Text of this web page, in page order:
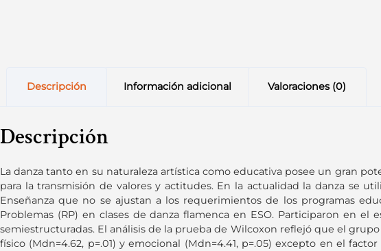
Descripción Información adicional Valoraciones (0)
Descripción
La danza tanto en su naturaleza artística como educativa posee un gran
para la transmisión de valores y actitudes. En la actualidad la danza se
Enseñanza que no se ajustan a los requerimientos de los programas
Problemas (RP) en clases de danza flamenca en ESO. Participaron en
semiestructuradas. El análisis de la prueba de Wilcoxon reflejó que el
físico (Mdn=4.62, p=.01) y emocional (Mdn=4.41, p=.05) excepto en el